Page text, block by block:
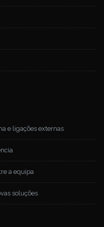
e ligações externas
a equipa
soluções